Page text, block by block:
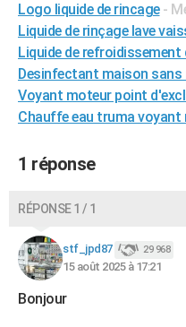
GUIDES D'ACHAT
BONS PLANS
Carte de Noël
Carte Bonne année
Carte Saint-Valentin
Carte Pâques
Carte d'anniversaire
DICTIONNAIRE
Dictionnaire
Biographies
Citations
Expressions
Proverbes
PROGRAMME TV
FORUM
Bricolage
Lifestyle
Culture
Sport
Auto
Television
Voyage
Cinema
Logo liquide de rincage -
Liquide de rinçage lave
Liquide de refroidissement
Desinfectant maison sans
Voyant moteur point
Chauffe eau truma voyant
1 réponse
RÉPONSE 1 / 1
stf_jpd87 29 968
15 août 2025 à 17:21
Bonjour